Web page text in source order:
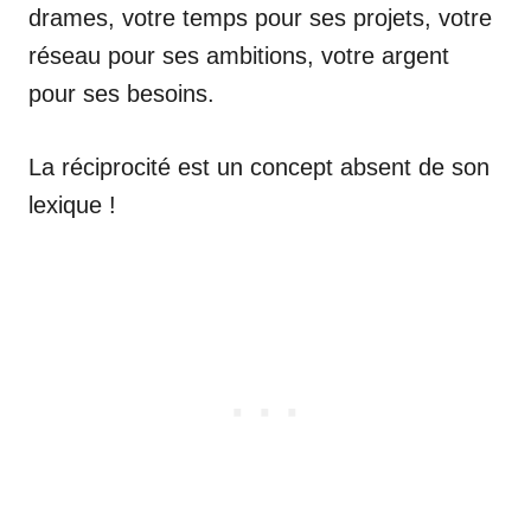
drames, votre temps pour ses projets, votre
réseau pour ses ambitions, votre argent
pour ses besoins.
La réciprocité est un concept absent de son
lexique !